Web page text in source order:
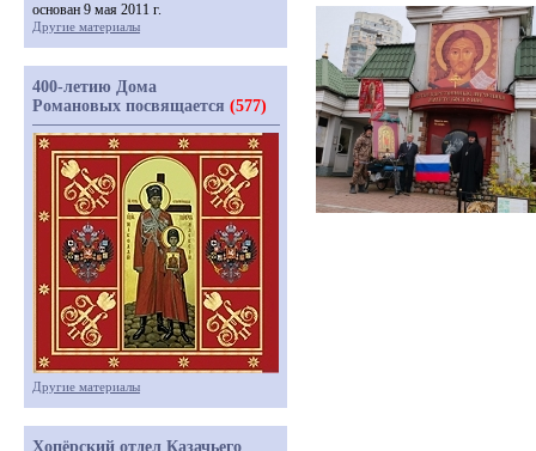
основан 9 мая 2011 г.
Другие материалы
400-летию Дома
Романовых посвящается (577)
Другие материалы
Хопёрский отдел Казачьего